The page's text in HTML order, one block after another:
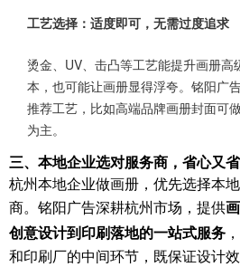
工艺选择：适度即可，无需过度追求
烫金、UV、击凸等工艺能提升画册
本，也可能让画册显得浮夸。铭阳广
推荐工艺，比如高端品牌画册封面可
为主。
三、本地企业选对服务商，省心又
杭州本地企业做画册，优先选择本
商。铭阳广告深耕杭州市场，提供
创意设计到印刷落地的一站式服务
和印刷厂的中间环节，既保证设计